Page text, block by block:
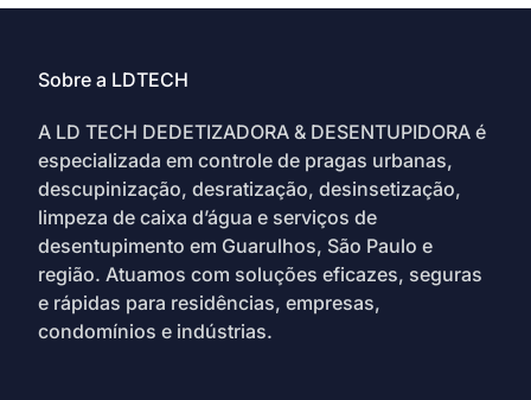
Sobre a LDTECH
A LD TECH DEDETIZADORA & DESENTUPIDORA é
especializada em controle de pragas urbanas,
descupinização, desratização, desinsetização,
limpeza de caixa d’água e serviços de
desentupimento em Guarulhos, São Paulo e
região. Atuamos com soluções eficazes, seguras
e rápidas para residências, empresas,
condomínios e indústrias.